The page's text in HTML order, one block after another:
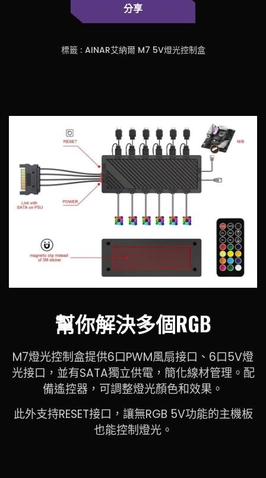
分享
標籤 : AINAR艾納爾 M7 5V燈光控制盒
幫你解決多個RGB
M7燈光控制盒提供6口PWM風扇接口、6口5V燈
光接口，並有SATA獨立供電，簡化線材管理。配
備遙控器，可調整燈光顏色和效果。
此外支持RESET接口，讓無RGB 5V功能的主機板
也能控制燈光。